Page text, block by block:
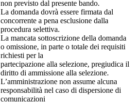
non previsto dal presente bando.
La domanda dovrà essere firmata dal
concorrente a pena esclusione dalla
procedura selettiva.
La mancata sottoscrizione della domanda
o omissione, in parte o totale dei requisiti
richiesti per la
partecipazione alla selezione, pregiudica il
diritto di ammissione alla selezione.
L’amministrazione non assume alcuna
responsabilità nel caso di dispersione di
comunicazioni